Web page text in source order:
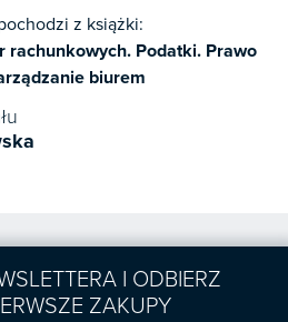
z książki:
rachunkowych. Podatki. Prawo
biurem
I ODBIERZ
ZAKUPY